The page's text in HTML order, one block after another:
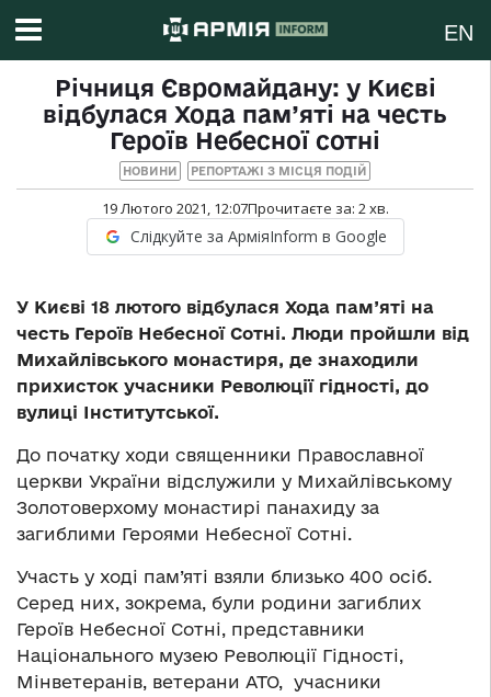
EN
Річниця Євромайдану: у Києві
відбулася Хода пам’яті на честь
Героїв Небесної сотні
НОВИНИ РЕПОРТАЖІ З МІСЦЯ ПОДІЙ
19 Лютого 2021, 12:07Прочитаєте за: 2хв.
Слідкуйте за АрміяInform в Google
У Києві 18 лютого відбулася Хода пам’яті на
честь Героїв Небесної Сотні. Люди пройшли від
Михайлівського монастиря, де знаходили
прихисток учасники Революції гідності, до
вулиці Інститутської.
До початку ходи священники Православної
церкви України відслужили у Михайлівському
Золотоверхому монастирі панахиду за
загиблими Героями Небесної Сотні.
Участь у ході пам’яті взяли близько 400 осіб.
Серед них, зокрема, були родини загиблих
Героїв Небесної Сотні, представники
Національного музею Революції Гідності,
Мінветеранів, ветерани АТО, учасники